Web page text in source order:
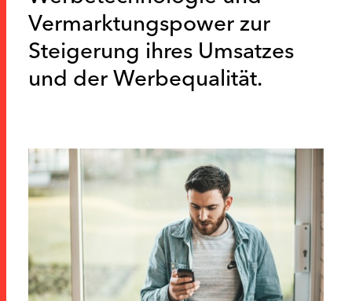
Vermarktungspower zur
Steigerung ihres Umsatzes
und der Werbequalität.